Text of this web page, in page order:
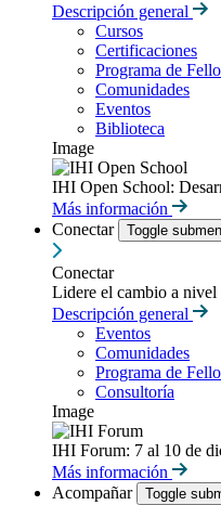
Descripción general
Cursos
Certificaciones
Programa de
Comunidades
Eventos
Biblioteca
Image
IHI Open School:
Más información
Conectar
Toggle
Conectar
Lidere el cambio a nivel
Descripción general
Eventos
Comunidades
Programa de
Consultoría
Image
IHI Forum: 7 al 10 de
Más información
Acompañar
Toggle